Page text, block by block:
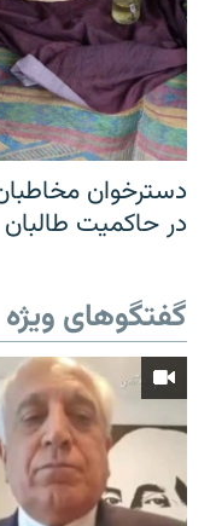
دسترخوان
در حاکمیت طالبان
گفتگوهای ویژه